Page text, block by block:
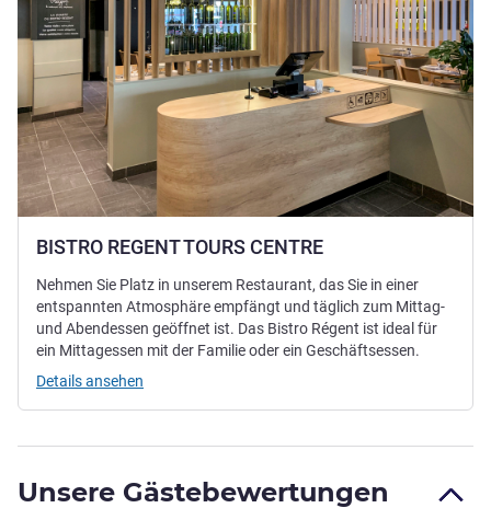
BISTRO REGENT TOURS CENTRE
Nehmen Sie Platz in unserem Restaurant, das Sie in einer
entspannten Atmosphäre empfängt und täglich zum Mittag-
und Abendessen geöffnet ist. Das Bistro Régent ist ideal für
ein Mittagessen mit der Familie oder ein Geschäftsessen.
Details ansehen
Unsere Gästebewertungen